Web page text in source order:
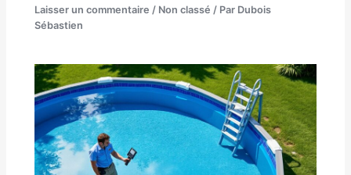
Laisser un commentaire / Non classé / Par Dubois
Sébastien